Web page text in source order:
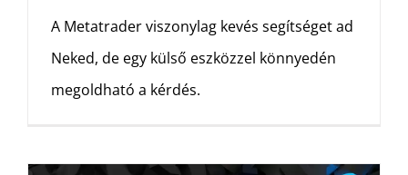
A Metatrader viszonylag kevés segítséget ad
Neked, de egy külső eszközzel könnyedén
megoldható a kérdés.